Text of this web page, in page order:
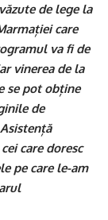
de lege la
care
va fi de
vinerea de la
se pot obține
de
care doresc
pe care le-am